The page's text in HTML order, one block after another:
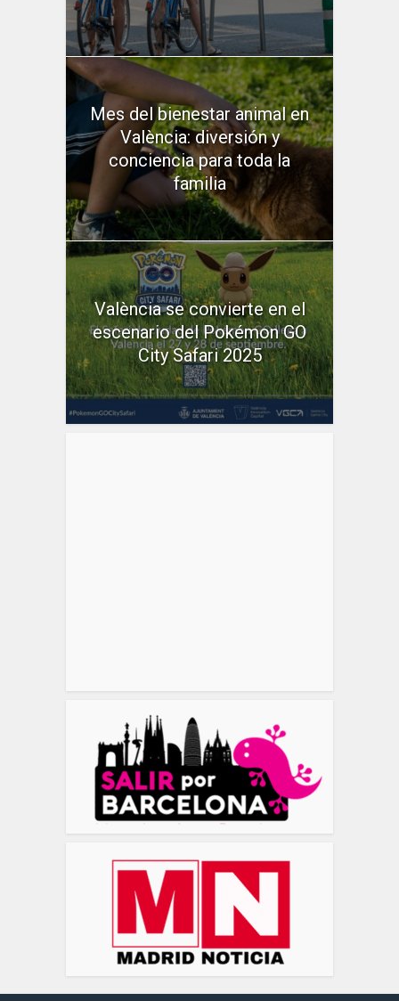
Mes del bienestar animal en
València: diversión y
conciencia para toda la
familia
València se convierte en el
escenario del Pokémon GO
City Safari 2025